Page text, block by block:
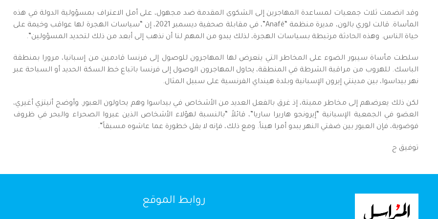
وقد انضمت ثلاث جمعيات لمساعدة المهاجرين إلى الشكوى المقدمة ضد مجهول، على أمل الاعتراف بمسؤولية الدولة في هذه
المأساة. قالت لوري بالون، مديرة منظمة “Anafé”، في مقابلة صحفية ديسمبر 2021، إن “سياسات الهجرة لها عواقب وخيمة على
حياة الناس. وهذه الحادثة مرتبطة بسياسات الهجرة، لذلك يبدو من المهم لنا أن نذهب إلى أبعد من ذلك لتحديد المسؤولين”.
سلطت مأساة سيبور الضوء على المخاطر التي يتعرض لها المهاجرون للوصول إلى فرنسا قادمين من إسبانيا، مرورا بمنطقة
الباسك. للهروب من مراقبة الشرطة في المنطقة، يحاول المهاجرون الوصول إلى فرنسا باتباع خط السكة الحديد أو السباحة عبر
نهر بيداسوا، بين مدينتي إيرون الإسبانية وبلدة هينداي الفرنسية على سبيل المثال.
لكن ذلك يعرضهم إلى مخاطر مميتة، إذ غرق بالفعل العديد من الأشخاص في بيداسوا وهم يحاولون العبور. وأوضح أنيتزي أغيري،
العضو في الجمعية الإسبانية “إيرونجو هاريرا ساريا”، قائلاً “بالنسبة لهؤلاء الأشخاص الذين عبروا الصحراء والبحر في ظروف
فوضوية، فإن العبور بين ضفتي النهر يبدو أمرا هيناً. ومع ذلك، فإنه لا يقل خطورة عما عاشوه مسبقاً”.
توفيق ح
روابط الموقع